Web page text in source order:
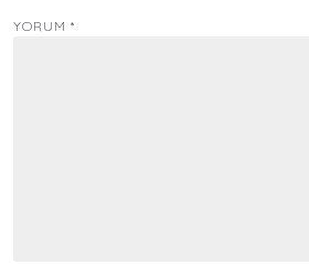
YORUM *